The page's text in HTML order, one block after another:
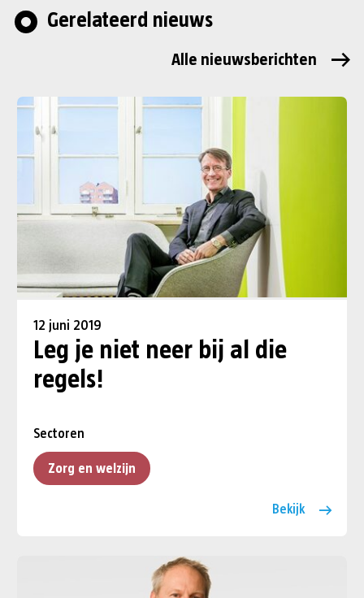
Gerelateerd nieuws
Alle nieuwsberichten
12 juni 2019
Leg je niet neer bij al die
regels!
Sectoren
Zorg en welzijn
Bekijk